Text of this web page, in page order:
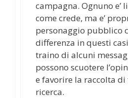
campagna. Ognuno e’
come crede, ma e’
personaggio pubblico
differenza in questi
traino di alcuni
possono scuotere
e favorire la raccolta
ricerca.